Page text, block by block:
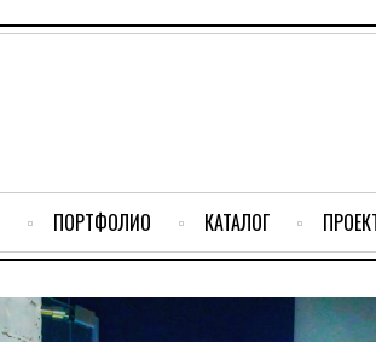
ПОРТФОЛИО КАТАЛОГ